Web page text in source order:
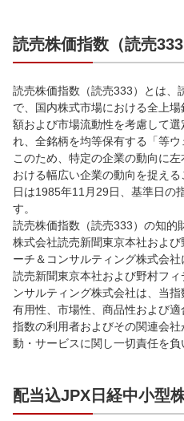
読売株価指数（読売333
読売株価指数（読売333）とは、
で、国内株式市場における全上
額および市場流動性を考慮して
れ、全銘柄を均等保有する「等ウ
このため、特定の企業の動向に
おける幅広い企業の動向を捉え
日は1985年11月29日、基準日の
す。
読売株価指数（読売333）の知的
株式会社読売新聞東京本社およ
ーチ＆コンサルティング株式会
読売新聞東京本社および野村フ
ンサルティング株式会社は、当指
有用性、市場性、商品性および適
指数の利用者およびその関連会
動・サービスに関し一切責任を負
配当込JPX日経中小型